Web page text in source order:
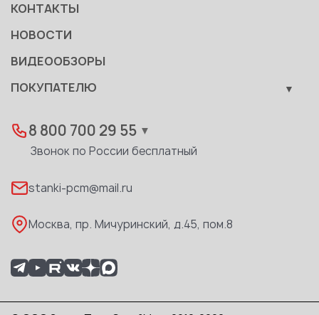
8 800 700 29 55 ▼
Звонок по России бесплатный
stanki-pcm@mail.ru
Москва, пр. Мичуринский, д.45, пом.8
Документы
Качество
Развитие
КОНТАКТЫ
НОВОСТИ
ВИДЕООБЗОРЫ
ПОКУПАТЕЛЮ
Дилеры
Доставка
Каталог PDF